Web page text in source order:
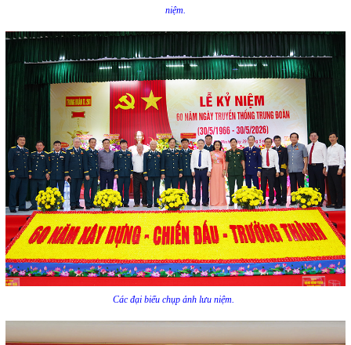
niệm.
Các đại biểu chụp ảnh lưu niệm.